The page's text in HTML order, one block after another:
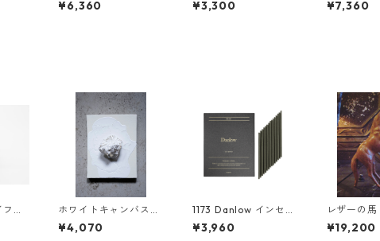
¥6,360 ¥3,300 ¥7,360
ホワイトキャンバス
F0-022
¥4,070
1173 Danlow インセン
ススティック-SHVERP
OT(シュヴァーポット)
¥3,960
レザーの
045
¥19,200